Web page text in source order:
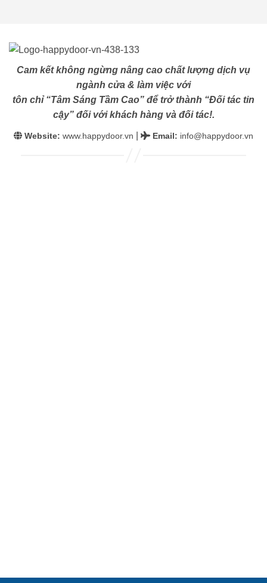
Cam kết không ngừng nâng cao chất lượng dịch vụ
ngành cửa & làm việc với
tôn chỉ “Tâm Sáng Tầm Cao” để trở thành “Đối tác tin
cậy” đối với khách hàng và đối tác!.
Website: www.happydoor.vn Email: info@happydoor.vn